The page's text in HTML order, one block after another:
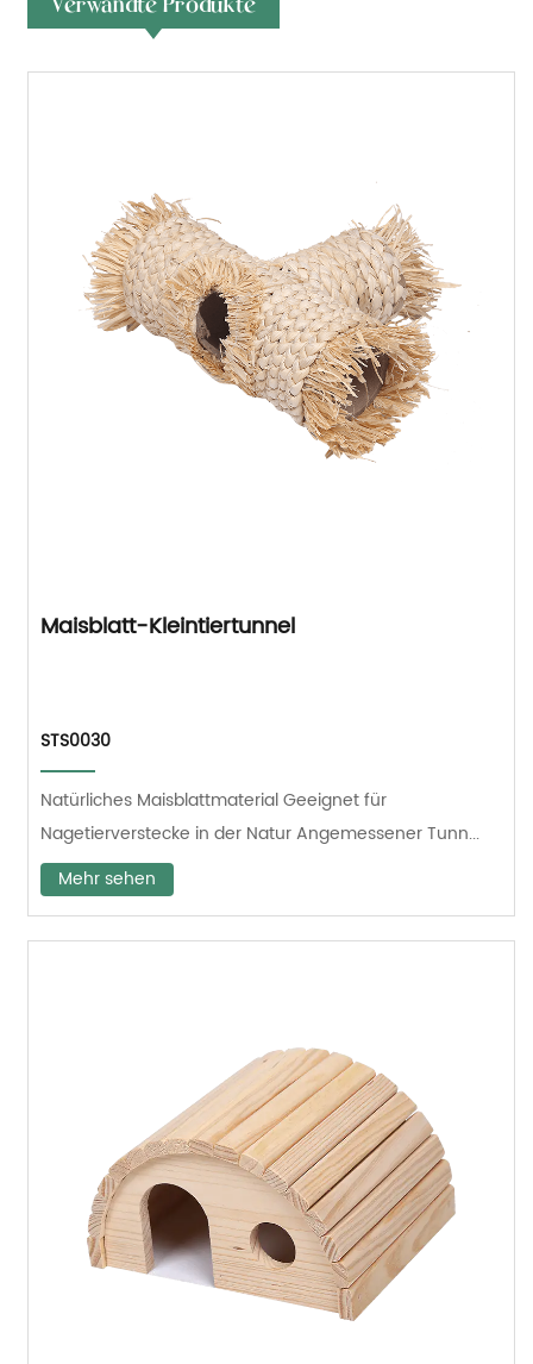
Maisblatt-Kleintiertunnel
STS0030
Natürliches Maisblattmaterial Geeignet für
Nagetierverstecke in der Natur Angemessener Tunn...
Mehr sehen